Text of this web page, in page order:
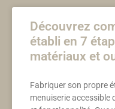
Découvrez
établi en 7
matériaux et
Fabriquer son propre
menuiserie accessible